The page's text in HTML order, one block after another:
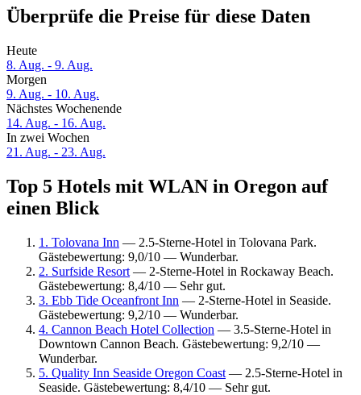
Überprüfe die Preise für diese Daten
Heute
8. Aug. - 9. Aug.
Morgen
9. Aug. - 10. Aug.
Nächstes Wochenende
14. Aug. - 16. Aug.
In zwei Wochen
21. Aug. - 23. Aug.
Top 5 Hotels mit WLAN in Oregon auf
einen Blick
1. Tolovana Inn — 2.5-Sterne-Hotel in Tolovana Park.
Gästebewertung: 9,0/10 — Wunderbar.
2. Surfside Resort — 2-Sterne-Hotel in Rockaway Beach.
Gästebewertung: 8,4/10 — Sehr gut.
3. Ebb Tide Oceanfront Inn — 2-Sterne-Hotel in Seaside.
Gästebewertung: 9,2/10 — Wunderbar.
4. Cannon Beach Hotel Collection — 3.5-Sterne-Hotel in
Downtown Cannon Beach. Gästebewertung: 9,2/10 —
Wunderbar.
5. Quality Inn Seaside Oregon Coast — 2.5-Sterne-Hotel in
Seaside. Gästebewertung: 8,4/10 — Sehr gut.